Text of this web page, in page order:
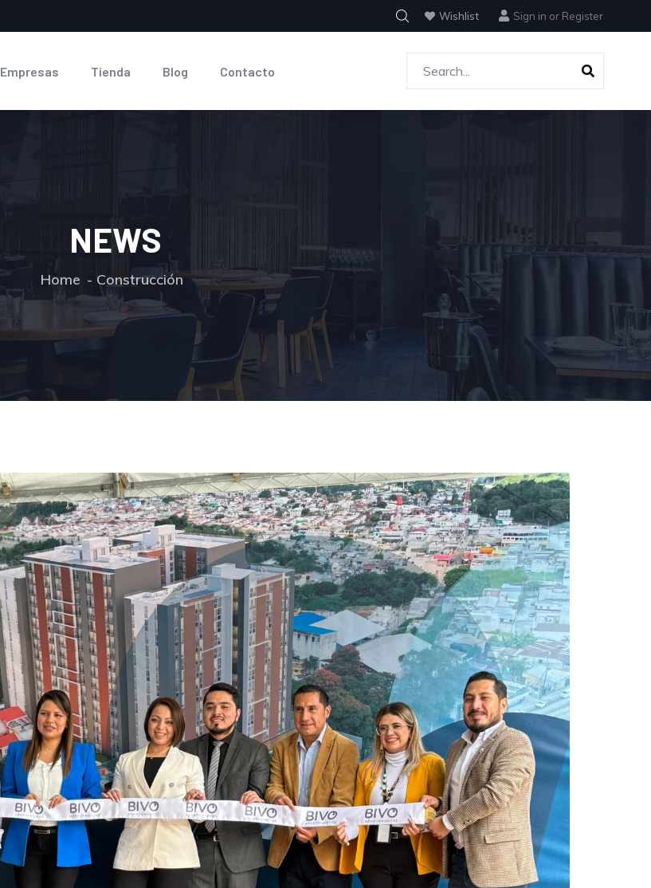
Wishlist Sign in or Register
Empresas Tienda Blog Contacto
NEWS
Home Construcción